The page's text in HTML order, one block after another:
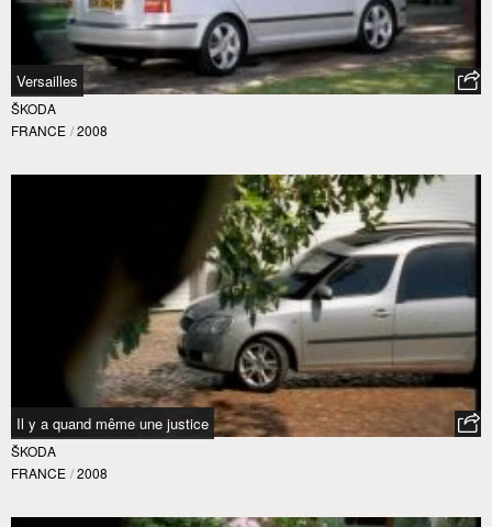
Versailles
ŠKODA
FRANCE / 2008
Il y a quand même une justice
ŠKODA
FRANCE / 2008